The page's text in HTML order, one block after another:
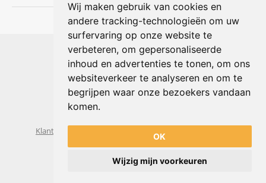
Wij maken gebruik van cookies en
andere tracking-technologieën om uw
surfervaring op onze website te
verbeteren, om gepersonaliseerde
inhoud en advertenties te tonen, om ons
websiteverkeer te analyseren en om te
begrijpen waar onze bezoekers vandaan
komen.
OK
Wijzig mijn voorkeuren
Shophouse online
Max Planckstraat 4
6716 BE Ede, Nederland
Telefoon:+31(0)318 618 121
E-mail: info@shophouse.nl
Geopend: ma t/m vr 09:00-17:00 uur
Klantenservice
Algemene voorwaarden
Powered by nopCommerce